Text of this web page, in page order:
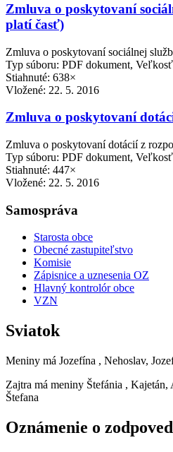
Zmluva o poskytovaní
platí časť)
Zmluva o poskytovaní sociálnej
Typ súboru: PDF dokument,
Stiahnuté: 638×
Vložené: 22. 5. 2016
Zmluva o poskytovaní
Zmluva o poskytovaní dotácií z
Typ súboru: PDF dokument,
Stiahnuté: 447×
Vložené: 22. 5. 2016
Samospráva
Starosta obce
Obecné zastupiteľstvo
Komisie
Zápisnice a uznesenia OZ
Hlavný kontrolór obce
VZN
Sviatok
Meniny má Jozefína , Nehoslav,
Zajtra má meniny Štefánia , Kajetán,
Štefana
Oznámenie o